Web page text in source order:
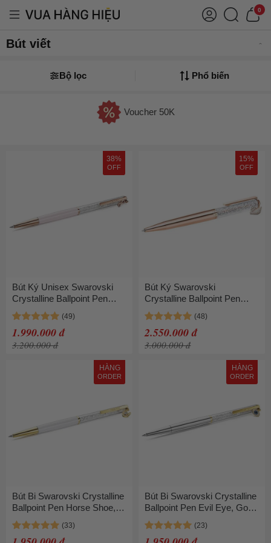
0
Bút viết
Bộ lọc Phổ biến
Voucher 50K
38%
OFF
Bút Ký Unisex Swarovski
Crystalline Ballpoint Pen
Infinity, Pink Lacquered,
Rose Gold-Tone Plated
5728731 Màu Hồng Trắng
1.990.000 đ
3.200.000 đ
15%
OFF
Bút Ký Swarovski
Crystalline Ballpoint Pen
Rose Gold Tone Plated Màu
Vàng Hồng
2.550.000 đ
3.000.000 đ
HÀNG
ORDER
Bút Bi Swarovski Crystalline
Ballpoint Pen Horse Shoe,
White Lacquered, Gold-tone
Plated 5740699 Màu Vàng
HÀNG
ORDER
Bút Bi Swarovski Crystalline
Ballpoint Pen Evil Eye, Gold
tone, Mixed Metal Finish
5728729 Màu Bạc